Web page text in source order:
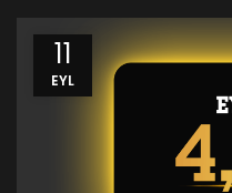
11
EYL